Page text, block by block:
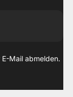
Mail abmelden.